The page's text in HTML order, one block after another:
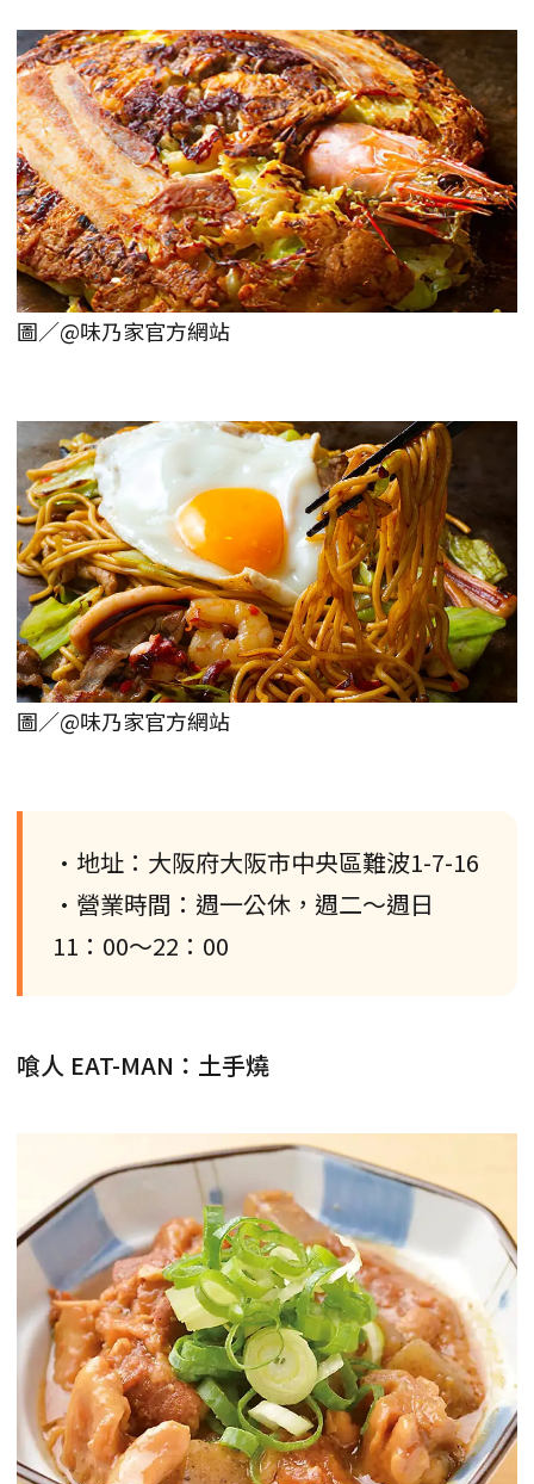
圖／@味乃家官方網站
圖／@味乃家官方網站
•地址：大阪府大阪市中央區難波1-7-16
•營業時間：週一公休，週二～週日
11：00～22：00
喰人 EAT-MAN：土手燒